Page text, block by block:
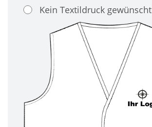
Kein Textildruck gewünscht